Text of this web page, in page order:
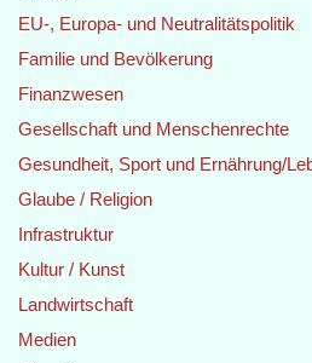
EU-, Europa- und Neutralitätspolitik
Familie und Bevölkerung
Finanzwesen
Gesellschaft und Menschenrechte
Gesundheit, Sport und Ernährung/
Glaube / Religion
Infrastruktur
Kultur / Kunst
Landwirtschaft
Medien